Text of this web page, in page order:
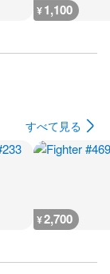
¥1,100
すべて見る
¥2,700